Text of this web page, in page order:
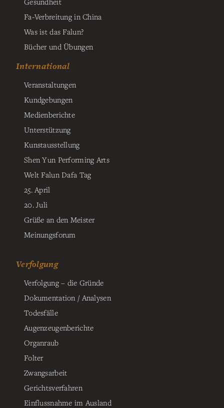
Fa-Verbreitung in China
Was ist das Falun?
Bücher und Übungen
International
Veranstaltungen
Kundgebungen
Medienberichte
Unterstützung
Kunstausstellung
Shen Yun Performing Arts
Welt Falun Dafa Tag
25. April
20. Juli
Grüße an den Meister
Meinungsforum
Verfolgung
Verfolgung – die Gründe
Dokumentation / Analysen
Todesfälle
Augenzeugenberichte
Organraub
Folter
Zwangsarbeit
Gerichtsverfahren
Einflussnahme im Ausland